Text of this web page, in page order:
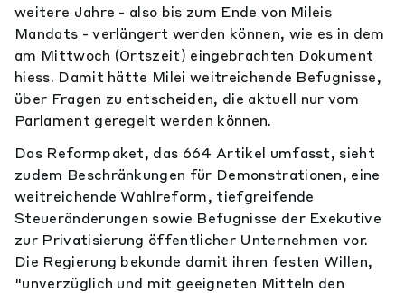
weitere Jahre - also bis zum Ende von Mileis
Mandats - verlängert werden können, wie es in dem
am Mittwoch (Ortszeit) eingebrachten Dokument
hiess. Damit hätte Milei weitreichende Befugnisse,
über Fragen zu entscheiden, die aktuell nur vom
Parlament geregelt werden können.
Das Reformpaket, das 664 Artikel umfasst, sieht
zudem Beschränkungen für Demonstrationen, eine
weitreichende Wahlreform, tiefgreifende
Steueränderungen sowie Befugnisse der Exekutive
zur Privatisierung öffentlicher Unternehmen vor.
Die Regierung bekunde damit ihren festen Willen,
"unverzüglich und mit geeigneten Mitteln den